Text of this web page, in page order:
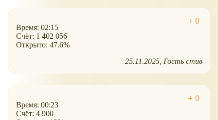
Время: 02:15
Счёт: 1 402 056
Открыто: 47.6%
25.11.2025 Гость стив
Время: 00:23
Счёт: 4 900